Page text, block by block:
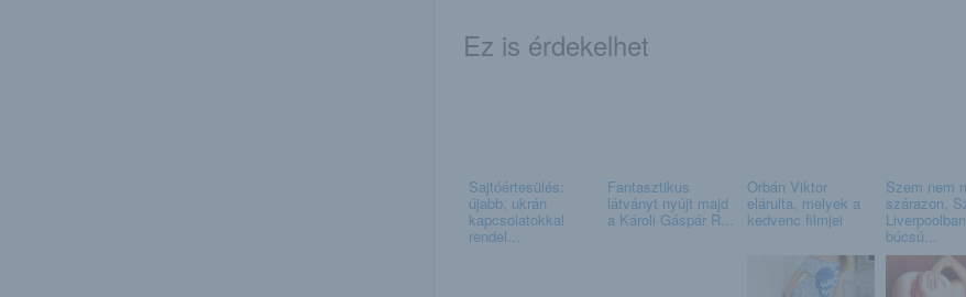
Ez is érdekelhet
Sajtóértesülés:
újabb, ukrán
kapcsolatokkal
rendel...
Fantasztikus
látványt nyújt majd
a Károli Gáspár R...
Orbán Viktor
elárulta, melyek a
kedvenc filmjei
Szem nem
szárazon,
Liverpoolban
búcsú...